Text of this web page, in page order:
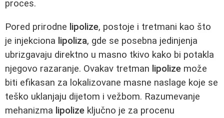
proces.
Pored prirodne lipolize, postoje i tretmani kao što
je injekciona lipoliza, gde se posebna jedinjenja
ubrizgavaju direktno u masno tkivo kako bi potakla
njegovo razaranje. Ovakav tretman lipolize može
biti efikasan za lokalizovane masne naslage koje se
teško uklanjaju dijetom i vežbom. Razumevanje
mehanizma lipolize ključno je za procenu